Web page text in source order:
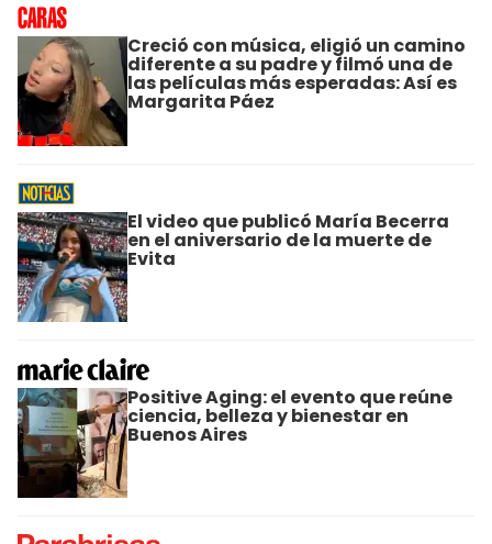
Creció con música, eligió un camino
diferente a su padre y filmó una de
las películas más esperadas: Así es
Margarita Páez
El video que publicó María Becerra
en el aniversario de la muerte de
Evita
Positive Aging: el evento que reúne
ciencia, belleza y bienestar en
Buenos Aires